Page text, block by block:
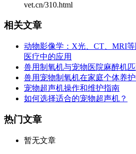
vet.cn/310.html
相关文章
动物影像学：X光、CT、MRI
医疗中的应用
兽用制氧机与宠物医院麻醉机
兽用宠物制氧机在家庭个体养
宠物超声机操作和维护指南
如何选择适合的宠物超声机？
热门文章
暂无文章